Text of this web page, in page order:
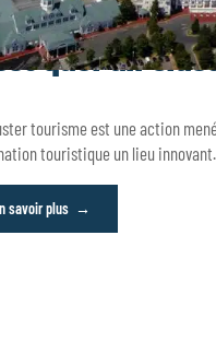
quoi un
tourisme est une action
touristique un lieu
savoir plus